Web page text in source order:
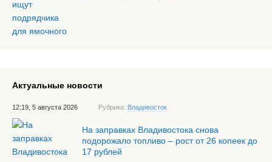
Актуальные новости
12:19, 5 августа 2026 Рубрика: Владивосток
На заправках Владивостока снова
подорожало топливо – рост от 26 копеек до
17 рублей